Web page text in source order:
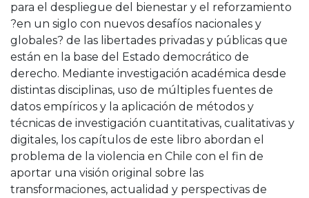
para el despliegue del bienestar y el reforzamiento
?en un siglo con nuevos desafíos nacionales y
globales? de las libertades privadas y públicas que
están en la base del Estado democrático de
derecho. Mediante investigación académica desde
distintas disciplinas, uso de múltiples fuentes de
datos empíricos y la aplicación de métodos y
técnicas de investigación cuantitativas, cualitativas y
digitales, los capítulos de este libro abordan el
problema de la violencia en Chile con el fin de
aportar una visión original sobre las
transformaciones, actualidad y perspectivas de